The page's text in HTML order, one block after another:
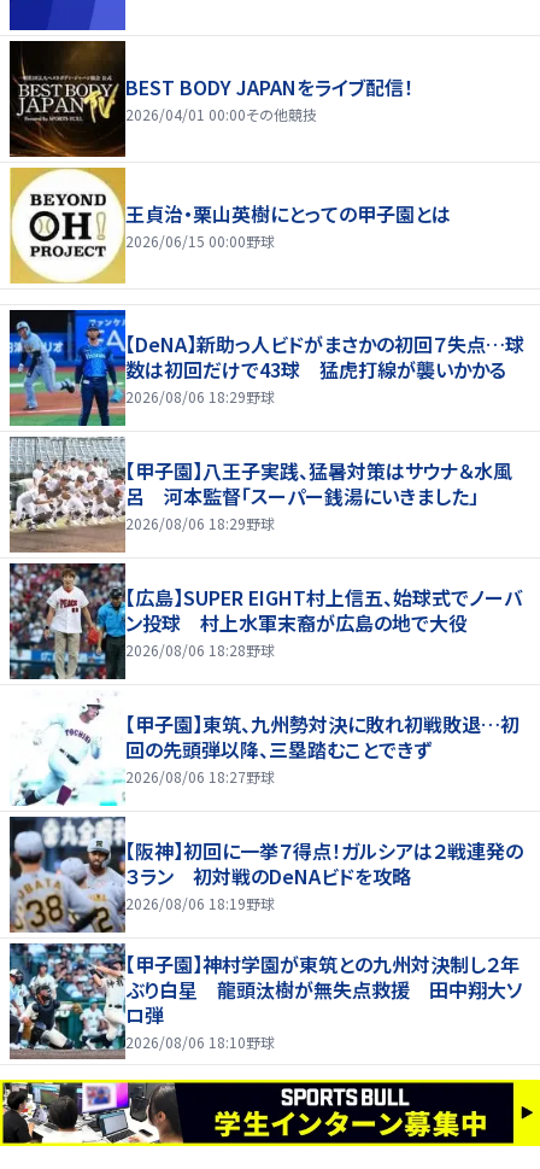
BEST BODY JAPANをライブ配信！
2026/04/01 00:00その他競技
王貞治・栗山英樹にとっての甲子園とは
2026/06/15 00:00野球
【DeNA】新助っ人ビドがまさかの初回７失点…球
数は初回だけで43球 猛虎打線が襲いかかる
2026/08/06 18:29野球
【甲子園】八王子実践、猛暑対策はサウナ＆水風
呂 河本監督「スーパー銭湯にいきました」
2026/08/06 18:29野球
【広島】SUPER EIGHT村上信五、始球式でノーバ
ン投球 村上水軍末裔が広島の地で大役
2026/08/06 18:28野球
【甲子園】東筑、九州勢対決に敗れ初戦敗退…初
回の先頭弾以降、三塁踏むことできず
2026/08/06 18:27野球
【阪神】初回に一挙７得点！ガルシアは２戦連発の
３ラン 初対戦のDeNAビドを攻略
2026/08/06 18:19野球
【甲子園】神村学園が東筑との九州対決制し２年
ぶり白星 龍頭汰樹が無失点救援 田中翔大ソ
ロ弾
2026/08/06 18:10野球